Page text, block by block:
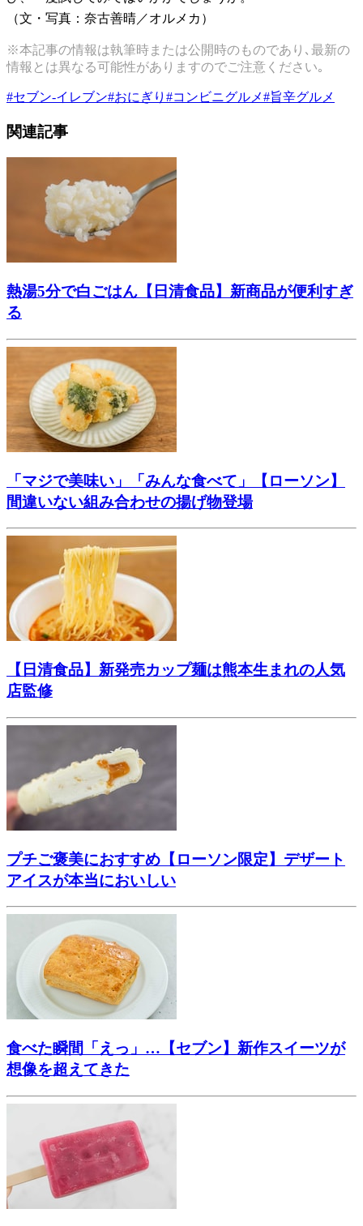
（文・写真：奈古善晴／オルメカ）
※本記事の情報は執筆時または公開時のものであり､最新の
情報とは異なる可能性がありますのでご注意ください｡
#セブン-イレブン#おにぎり #コンビニグルメ#旨辛グルメ
関連記事
熱湯5分で白ごはん【日清食品】新商品が便利すぎ
る
「マジで美味い」「みんな食べて」【ローソン】
間違いない組み合わせの揚げ物登場
【日清食品】新発売カップ麺は熊本生まれの人気
店監修
プチご褒美におすすめ【ローソン限定】デザート
アイスが本当においしい
食べた瞬間「えっ」…【セブン】新作スイーツが
想像を超えてきた